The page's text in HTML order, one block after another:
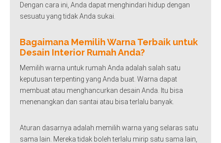
Dengan cara ini, Anda dapat menghindari hidup dengan
sesuatu yang tidak Anda sukai.
Bagaimana Memilih Warna Terbaik untuk
Desain Interior Rumah Anda?
Memilih warna untuk rumah Anda adalah salah satu
keputusan terpenting yang Anda buat. Warna dapat
membuat atau menghancurkan desain Anda. Itu bisa
menenangkan dan santai atau bisa terlalu banyak.
Aturan dasarnya adalah memilih warna yang selaras satu
sama lain. Mereka tidak boleh terlalu mirip satu sama lain,